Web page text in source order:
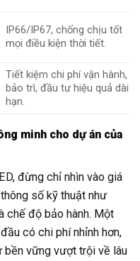
IP66/IP67, chống chịu tốt
mọi điều kiện thời tiết.
Tiết kiệm chi phí vận hành,
bảo trì, đầu tư hiệu quả dài
hạn.
minh cho dự án của
đừng chỉ nhìn vào giá
số kỹ thuật như
chế độ bảo hành. Một
có chi phí nhỉnh hơn,
bền vững vượt trội về lâu